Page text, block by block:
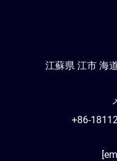
江蘇県 江市 海
+86-